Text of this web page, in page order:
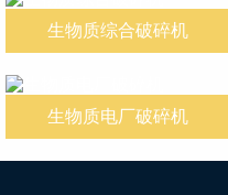
生物质综合破碎机
生物质电厂破碎机